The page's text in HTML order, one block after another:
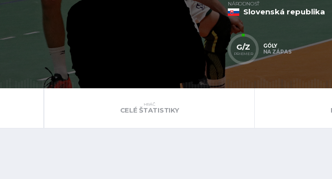
NÁRODNOSŤ
Slovenská republika
G/Z
PRIEMER
GÓLY
NA ZÁPAS
HRÁČ
CELÉ ŠTATISTIKY